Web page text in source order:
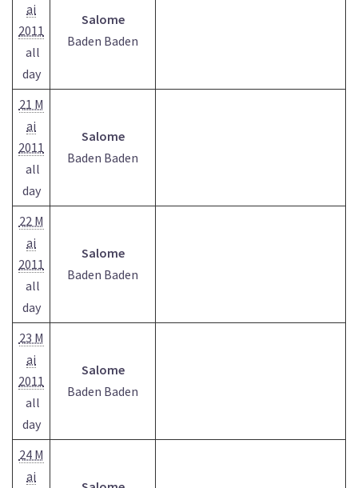
ai
2011
all
day
Salome
Baden Baden
21 M
ai
2011
all
day
Salome
Baden Baden
22 M
ai
2011
all
day
Salome
Baden Baden
23 M
ai
2011
all
day
Salome
Baden Baden
24 M
ai